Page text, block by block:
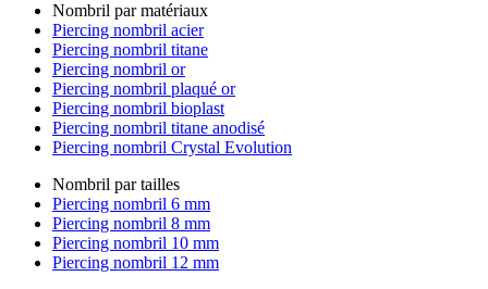
Nombril par matériaux
Piercing nombril acier
Piercing nombril titane
Piercing nombril or
Piercing nombril plaqué or
Piercing nombril bioplast
Piercing nombril titane anodisé
Piercing nombril Crystal Evolution
Nombril par tailles
Piercing nombril 6 mm
Piercing nombril 8 mm
Piercing nombril 10 mm
Piercing nombril 12 mm